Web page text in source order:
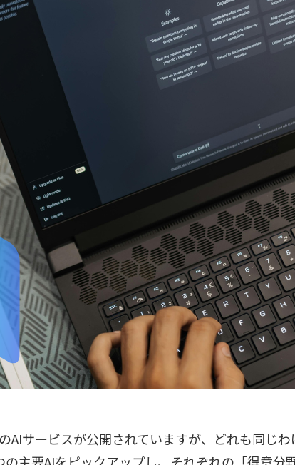
AIサービスが公開されていますが、どれも同じ